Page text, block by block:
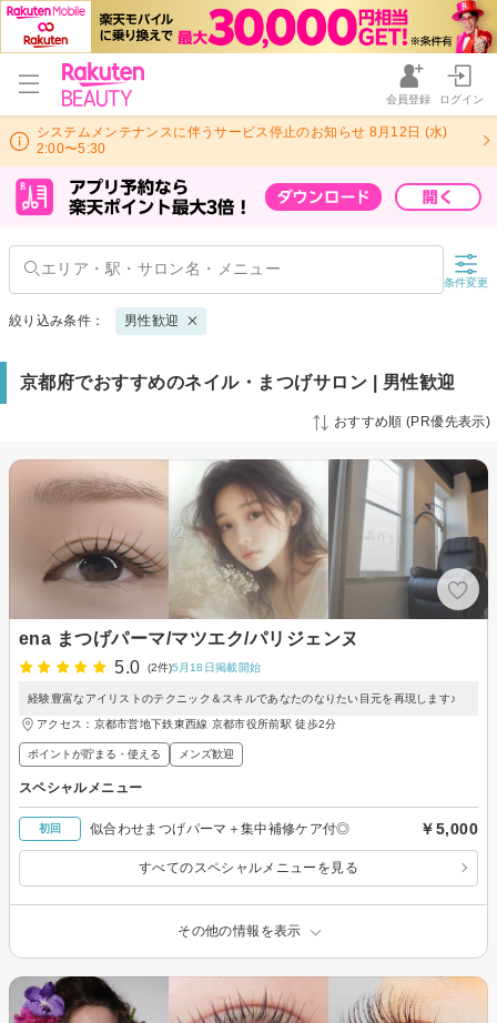
会員登録 ログイン
システムメンテナンスに伴うサービス停止のお知らせ 8月12日 (水)
2:00〜5:30
条件変更
絞り込み条件： 男性歓迎
京都府でおすすめのネイル・まつげサロン | 男性歓迎
おすすめ順 (PR優先表示)
ena まつげパーマ/マツエク/パリジェンヌ
5.0
(2件)5月18日掲載開始
経験豊富なアイリストのテクニック＆スキルであなたのなりたい目元を再現します♪
アクセス：京都市営地下鉄東西線 京都市役所前駅 徒歩2分
ポイントが貯まる・使える メンズ歓迎
スペシャルメニュー
初回 似合わせまつげパーマ＋集中補修ケア付◎ ￥5,000
すべてのスペシャルメニューを見る
その他の情報を表示